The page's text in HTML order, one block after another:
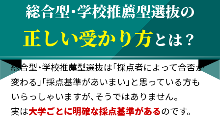
総合型・学校推薦型選抜の
正しい受かり方とは？
総合型・学校推薦型選抜は「採点者によって合否が
変わる」「採点基準があいまい」と思っている方も
いらっしゃいますが、そうではありません。
実は大学ごとに明確な採点基準があるのです。